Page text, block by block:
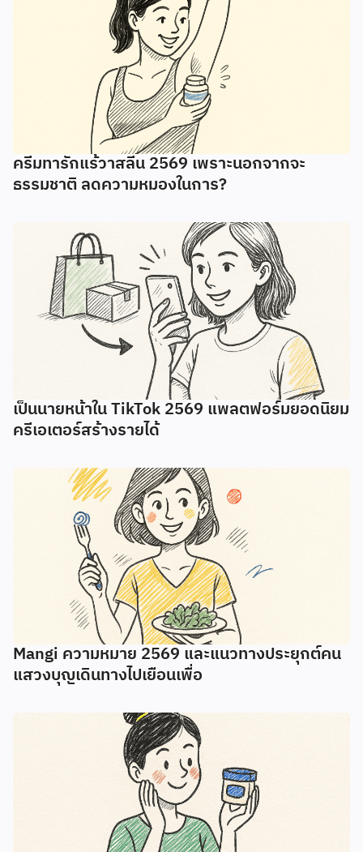
ครีมทารักแร้วาสลีน 2569 เพราะนอกจากจะ
ธรรมชาติ ลดความหมองในการ?
เป็นนายหน้าใน TikTok 2569 แพลตฟอร์มยอดนิยม
ครีเอเตอร์สร้างรายได้
Mangi ความหมาย 2569 และแนวทางประยุกต์คน
แสวงบุญเดินทางไปเยือนเพื่อ